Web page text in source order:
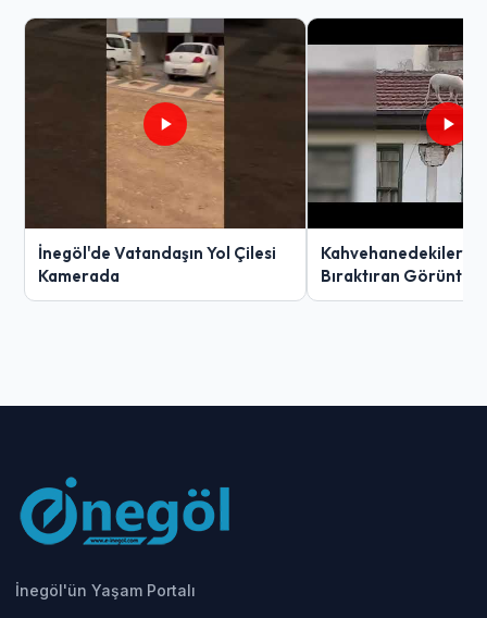
İnegöl'de Vatandaşın Yol Çilesi
Kamerada
Kahvehanedekiler
Bıraktıran Görüntü!
İnegöl'ün Yaşam Portalı